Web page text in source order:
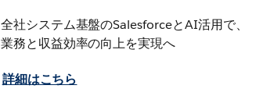
全社システム基盤のSalesforceとAI活用で、
業務と収益効率の向上を実現へ
詳細はこちら